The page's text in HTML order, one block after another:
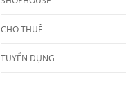
CHO THUÊ
TUYỂN DỤNG